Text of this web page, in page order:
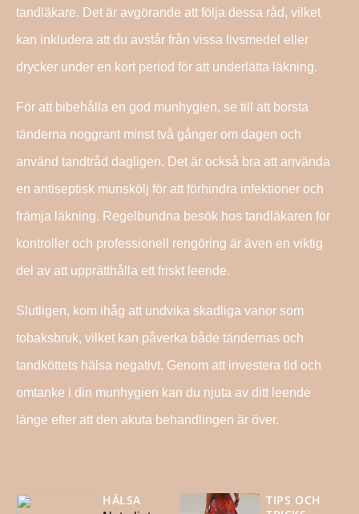
tandläkare. Det är avgörande att följa dessa råd, vilket
kan inkludera att du avstår från vissa livsmedel eller
drycker under en kort period för att underlätta läkning.
För att bibehålla en god munhygien, se till att borsta
tänderna noggrant minst två gånger om dagen och
använd tandtråd dagligen. Det är också bra att använda
en antiseptisk munskölj för att förhindra infektioner och
främja läkning. Regelbundna besök hos tandläkaren för
kontroller och professionell rengöring är även en viktig
del av att upprätthålla ett friskt leende.
Slutligen, kom ihåg att undvika skadliga vanor som
tobaksbruk, vilket kan påverka både tändernas och
tandköttets hälsa negativt. Genom att investera tid och
omtanke i din munhygien kan du njuta av ditt leende
länge efter att den akuta behandlingen är över.
HÄLSA
TIPS OCH